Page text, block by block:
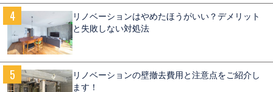
リノベーションはやめたほうがいい？デメリット
と失敗しない対処法
リノベーションの壁撤去費用と注意点をご紹介し
ます！